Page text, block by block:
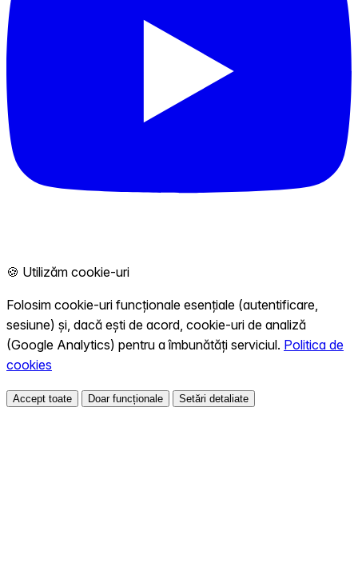
🍪 Utilizăm cookie-uri
Folosim cookie-uri funcționale esențiale (autentificare,
sesiune) și, dacă ești de acord, cookie-uri de analiză
(Google Analytics) pentru a îmbunătăți serviciul. Politica de
cookies
Accept toate Doar funcționale Setări detaliate